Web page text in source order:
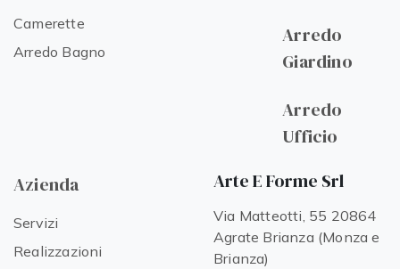
Camerette
Arredo Bagno
Arredo
Giardino
Arredo
Ufficio
Azienda
Servizi
Realizzazioni
Arte E Forme Srl
Via Matteotti, 55 20864
Agrate Brianza (Monza e
Brianza)